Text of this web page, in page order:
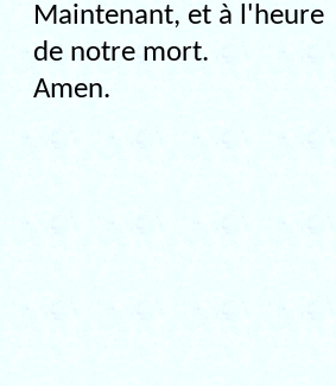
Maintenant, et à l'heure
de notre mort.
Amen.